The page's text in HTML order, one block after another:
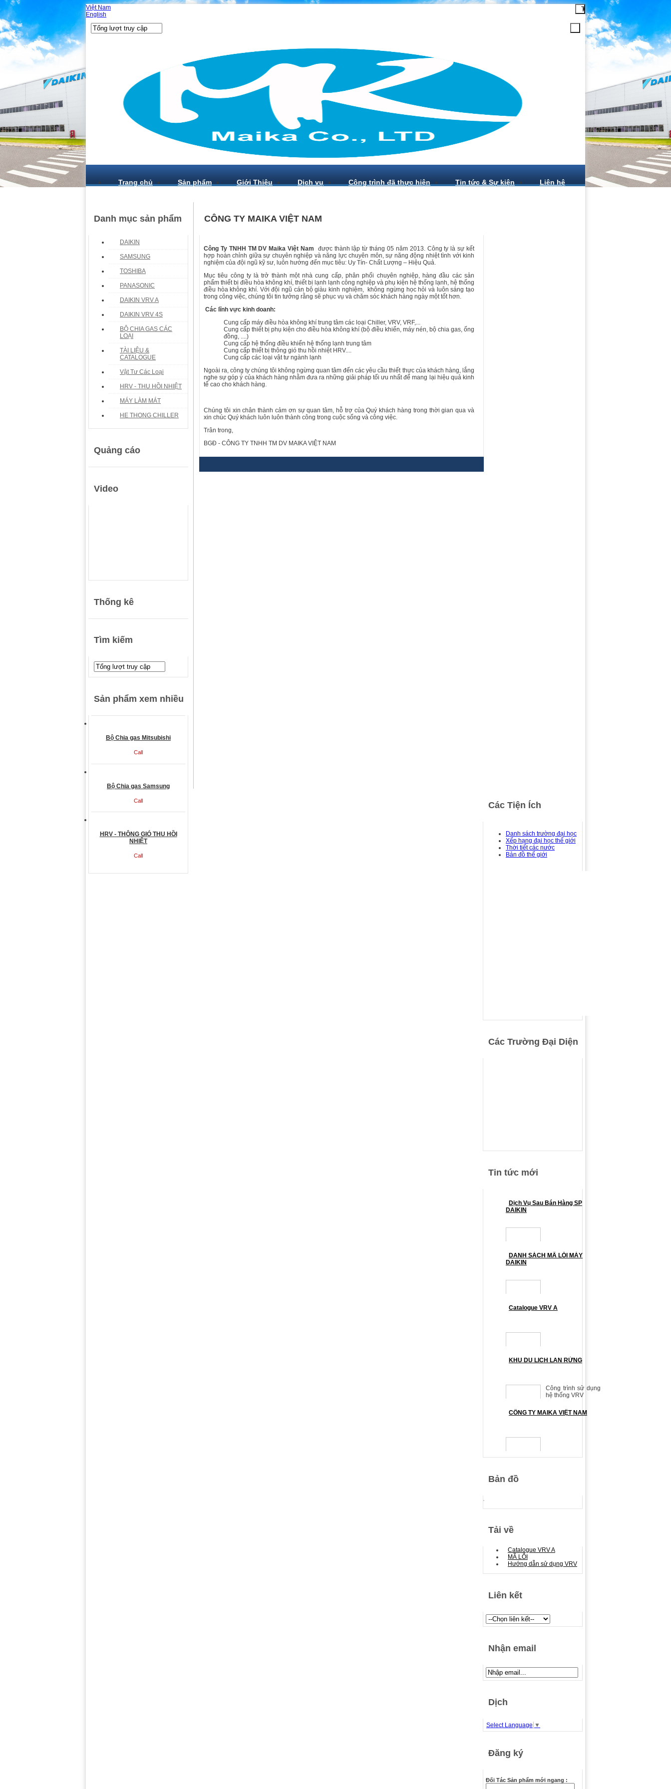
Việt Nam
English
Trang chủ Sản phẩm Giới Thiệu Dịch vụ Công trình đã thực hiện Tin tức & Sự kiện Liên hệ
Danh mục sản phẩm
DAIKIN
SAMSUNG
TOSHIBA
PANASONIC
DAIKIN VRV A
DAIKIN VRV 4S
BỘ CHIA GAS CÁC
LOẠI
TÀI LIỆU &
CATALOGUE
Vật Tư Các Loại
HRV - THU HỒI NHIỆT
MÁY LÀM MÁT
HE THONG CHILLER
Quảng cáo
Video
Thống kê
Tìm kiếm
Sản phẩm xem nhiều
Bộ Chia gas Mitsubishi
Call
Bộ Chia gas Samsung
Call
HRV - THÔNG GIÓ THU HỒI
NHIỆT
Call
CÔNG TY MAIKA VIỆT NAM
Công Ty TNHH TM DV Maika Việt Nam được thành lập từ tháng 05 năm 2013. Công ty là sự kết
hợp hoàn chỉnh giữa sự chuyên nghiệp và năng lực chuyên môn, sự năng động nhiệt tình với kinh
nghiệm của đội ngũ kỹ sư, luôn hướng đến mục tiêu: Uy Tín- Chất Lượng – Hiệu Quả.
Mục tiêu công ty là trở thành một nhà cung cấp, phân phối chuyên nghiệp, hàng đầu các sản
phẩm thiết bị điều hòa không khí, thiết bị lạnh lạnh công nghiệp và phụ kiện hệ thống lạnh, hệ thống
điều hòa không khí. Với đội ngũ cán bộ giàu kinh nghiệm, không ngừng học hỏi và luôn sáng tạo
trong công việc, chúng tôi tin tưởng rằng sẽ phục vụ và chăm sóc khách hàng ngày một tốt hơn.
Các lĩnh vực kinh doanh:
Cung cấp máy điều hòa không khí trung tâm các loại Chiller, VRV, VRF,...
Cung cấp thiết bị phụ kiện cho điều hòa không khí (bộ điều khiển, máy nén, bộ chia gas, ống
đồng, ....)
Cung cấp hệ thống điều khiển hệ thống lạnh trung tâm
Cung cấp thiết bị thông gió thu hồi nhiệt HRV....
Cung cấp các loại vật tư ngành lạnh
Ngoài ra, công ty chúng tôi không ngừng quan tâm đến các yêu cầu thiết thực của khách hàng, lắng
nghe sự góp ý của khách hàng nhằm đưa ra những giải pháp tối ưu nhất để mang lại hiệu quả kinh
tế cao cho khách hàng.
Chúng tôi xin chân thành cảm ơn sự quan tâm, hỗ trợ của Quý khách hàng trong thời gian qua và
xin chúc Quý khách luôn luôn thành công trong cuộc sống và công việc.
Trân trong,
BGĐ - CÔNG TY TNHH TM DV MAIKA VIỆT NAM
Các Tiện Ích
Danh sách trường đại học
Xếp hạng đại học thế giới
Thời tiết các nước
Bản đồ thế giới
Các Trường Đại Diện
Tin tức mới
Dịch Vụ Sau Bán Hàng SP
DAIKIN
DANH SÁCH MÃ LỖI MÁY
DAIKIN
Catalogue VRV A
KHU DU LICH LAN RỪNG
Công trình sử dụng
hệ thống VRV
CÔNG TY MAIKA VIỆT NAM
Bản đồ
Tải về
Catalogue VRV A
MÃ LỖI
Hướng dẫn sử dụng VRV
Liên kết
Nhận email
Dịch
Select Language ▼
Đăng ký
Đối Tác Sản phẩm mới ngang :